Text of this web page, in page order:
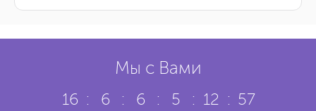
Мы с Вами
16 : 6 : 6 : 5 : 12 : 57